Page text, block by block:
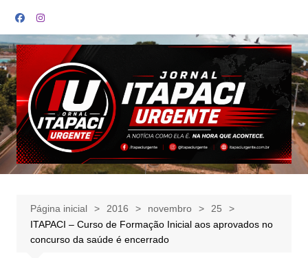
para
o
conteúdo
Página inicial 2016 novembro
25
ITAPACI – Curso de Formação Inicial aos aprovados no
concurso da saúde é encerrado